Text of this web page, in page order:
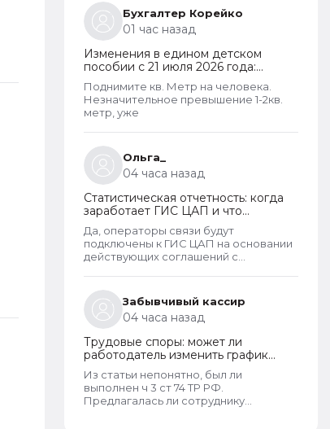
Бухгалтер Корейко
01 час назад
Изменения в едином детском
пособии с 21 июля 2026 года:
пересмотр правила нулевого
дохода и новый порядок
оформления пособий по месту
пребывания
Поднимите кв. Метр на человека.
Незначительное превышение 1-2кв.
метр, уже
Ольга_
04 часа назад
Статистическая отчетность: когда
заработает ГИС ЦАП и что
изменится для организаций
Да, операторы связи будут
подключены к ГИС ЦАП на основании
действующих соглашений с
а оператор будет их передавать в
ГИС ЦАП?
Забывчивый кассир
04 часа назад
Трудовые споры: может ли
работодатель изменить график
работы без согласия сотрудника
Из статьи непонятно, был ли
выполнен ч 3 ст 74 ТР РФ.
Предлагалась ли сотруднику